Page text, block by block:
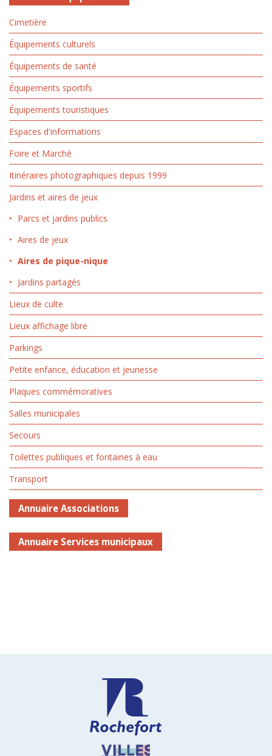
Cimetière
Équipements culturels
Équipements de santé
Équipements sportifs
Équipements touristiques
Espaces d'informations
Foire et Marché
Itinéraires photographiques depuis 1999
Jardins et aires de jeux
Parcs et jardins publics
Aires de jeux
Aires de pique-nique
Jardins partagés
Lieux de culte
Lieux affichage libre
Parkings
Petite enfance, éducation et jeunesse
Plaques commémoratives
Salles municipales
Secours
Toilettes publiques et fontaines à eau
Transport
Annuaire Associations
Annuaire Services municipaux